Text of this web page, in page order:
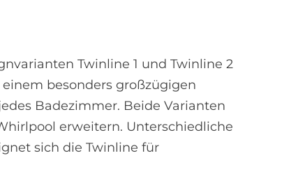
Twinline 1 und Twinline 2
besonders großzügigen
Badezimmer. Beide Varianten
erweitern. Unterschiedliche
sich die Twinline für